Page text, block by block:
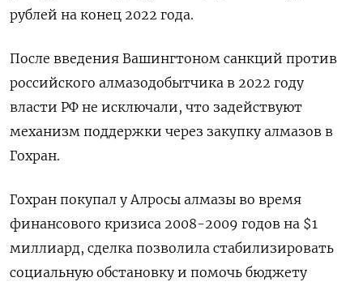
рублей на конец 2022 года.
После введения Вашингтоном санкций против
российского алмазодобытчика в 2022 году
власти РФ не исключали, что задействуют
механизм поддержки через закупку алмазов в
Гохран.
Гохран покупал у Алросы алмазы во время
финансового кризиса 2008-2009 годов на $1
миллиард, сделка позволила стабилизировать
социальную обстановку и помочь бюджету